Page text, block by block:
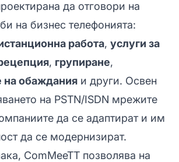
да отговори на
на бизнес телефонията:
работа, услуги за
, групиране,
на обаждания и други. Освен
на PSTN/ISDN мрежите
да се адаптират и им
да се модернизират.
ComMeeTT позволява на